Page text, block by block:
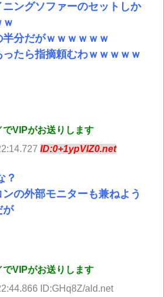
ングソファーのセットしか
分だがｗｗｗｗｗｗ
たら指摘頼むわｗｗｗｗｗ
VIPがお送りします
ID:0+1ypVlZ0.net
？
の外部モニターも兼ねよう
が
VIPがお送りします
ID:GHq8Z/ald.net